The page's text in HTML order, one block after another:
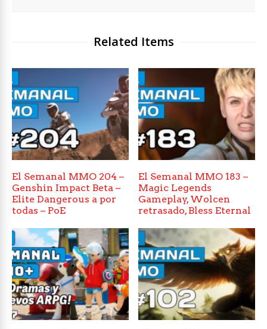
Related Items
El Semanal MMO 204 –
Genshin Impact Beta –
Elite Dangerous a por
todas – PoE
El Semanal MMO 183 –
Magic Legends
Gameplay, Wolcen
retrasado, Bless Eternal